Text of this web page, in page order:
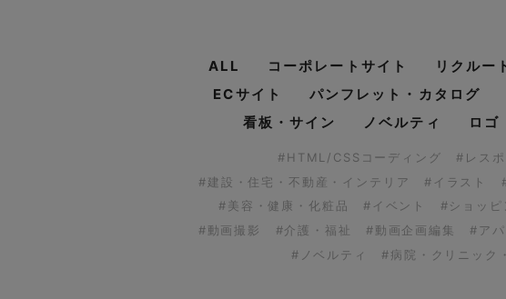
ALL コーポレートサイト リクルー
ECサイト
パンフレット・カタログ
看板・サイン
ノベルティ ロゴ
#HTML/CSSコーディング #レス
#建設・住宅・不動産・インテリア
#イラスト
#美容・健康・化粧品
#イベント #ショッピ
#動画撮影
#介護・福祉 #動画企画編集 #ア
#ノベルティ
#病院・クリニック